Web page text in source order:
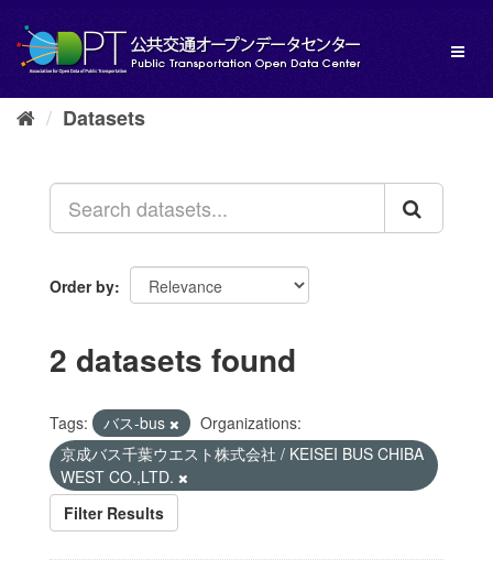
content
Datasets
Order by
2 datasets found
Tags: バス-bus
Organizations:
京成バス千葉ウエスト株式会社 / KEISEI BUS CHIBA
WEST CO.,LTD.
Filter Results